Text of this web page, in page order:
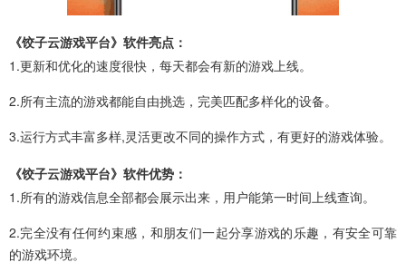
《饺子云游戏平台》软件亮点：
1.更新和优化的速度很快，每天都会有新的游戏上线。
2.所有主流的游戏都能自由挑选，完美匹配多样化的设备。
3.运行方式丰富多样,灵活更改不同的操作方式，有更好的游戏体验。
《饺子云游戏平台》软件优势：
1.所有的游戏信息全部都会展示出来，用户能第一时间上线查询。
2.完全没有任何约束感，和朋友们一起分享游戏的乐趣，有安全可靠
的游戏环境。